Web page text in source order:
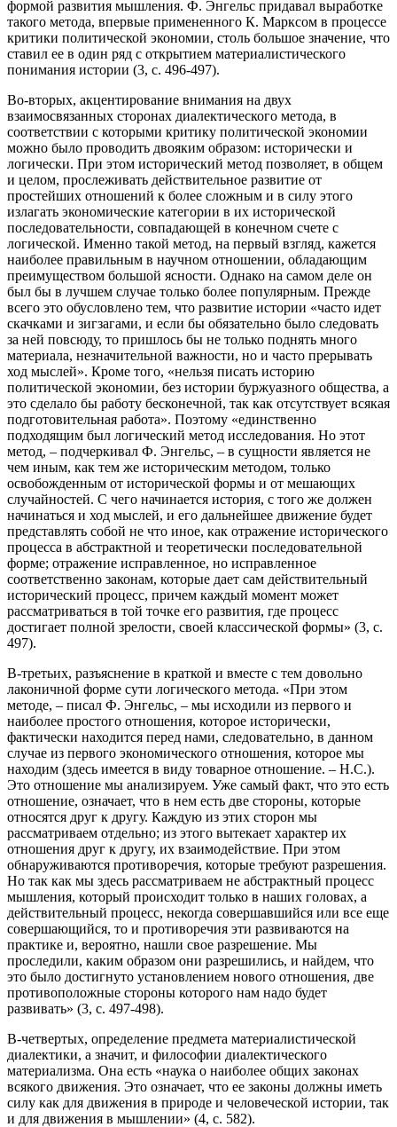
формой развития мышления. Ф. Энгельс придавал выработке
такого метода, впервые примененного К. Марксом в процессе
критики политической экономии, столь большое значение, что
ставил ее в один ряд с открытием материалистического
понимания истории (3, с. 496-497).
Во-вторых, акцентирование внимания на двух
взаимосвязанных сторонах диалектического метода, в
соответствии с которыми критику политической экономии
можно было проводить двояким образом: исторически и
логически. При этом исторический метод позволяет, в общем
и целом, прослеживать действительное развитие от
простейших отношений к более сложным и в силу этого
излагать экономические категории в их исторической
последовательности, совпадающей в конечном счете с
логической. Именно такой метод, на первый взгляд, кажется
наиболее правильным в научном отношении, обладающим
преимуществом большой ясности. Однако на самом деле он
был бы в лучшем случае только более популярным. Прежде
всего это обусловлено тем, что развитие истории «часто идет
скачками и зигзагами, и если бы обязательно было следовать
за ней повсюду, то пришлось бы не только поднять много
материала, незначительной важности, но и часто прерывать
ход мыслей». Кроме того, «нельзя писать историю
политической экономии, без истории буржуазного общества, а
это сделало бы работу бесконечной, так как отсутствует всякая
подготовительная работа». Поэтому «единственно
подходящим был логический метод исследования. Но этот
метод, – подчеркивал Ф. Энгельс, – в сущности является не
чем иным, как тем же историческим методом, только
освобожденным от исторической формы и от мешающих
случайностей. С чего начинается история, с того же должен
начинаться и ход мыслей, и его дальнейшее движение будет
представлять собой не что иное, как отражение исторического
процесса в абстрактной и теоретически последовательной
форме; отражение исправленное, но исправленное
соответственно законам, которые дает сам действительный
исторический процесс, причем каждый момент может
рассматриваться в той точке его развития, где процесс
достигает полной зрелости, своей классической формы» (3, с.
497).
В-третьих, разъяснение в краткой и вместе с тем довольно
лаконичной форме сути логического метода. «При этом
методе, – писал Ф. Энгельс, – мы исходили из первого и
наиболее простого отношения, которое исторически,
фактически находится перед нами, следовательно, в данном
случае из первого экономического отношения, которое мы
находим (здесь имеется в виду товарное отношение. – Н.С.).
Это отношение мы анализируем. Уже самый факт, что это есть
отношение, означает, что в нем есть две стороны, которые
относятся друг к другу. Каждую из этих сторон мы
рассматриваем отдельно; из этого вытекает характер их
отношения друг к другу, их взаимодействие. При этом
обнаруживаются противоречия, которые требуют разрешения.
Но так как мы здесь рассматриваем не абстрактный процесс
мышления, который происходит только в наших головах, а
действительный процесс, некогда совершавшийся или все еще
совершающийся, то и противоречия эти развиваются на
практике и, вероятно, нашли свое разрешение. Мы
проследили, каким образом они разрешились, и найдем, что
это было достигнуто установлением нового отношения, две
противоположные стороны которого нам надо будет
развивать» (3, с. 497-498).
В-четвертых, определение предмета материалистической
диалектики, а значит, и философии диалектического
материализма. Она есть «наука о наиболее общих законах
всякого движения. Это означает, что ее законы должны иметь
силу как для движения в природе и человеческой истории, так
и для движения в мышлении» (4, с. 582).